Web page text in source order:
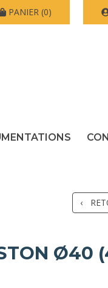
PANIER (0)
Ø40